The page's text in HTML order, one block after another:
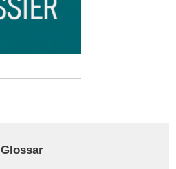
Glossar